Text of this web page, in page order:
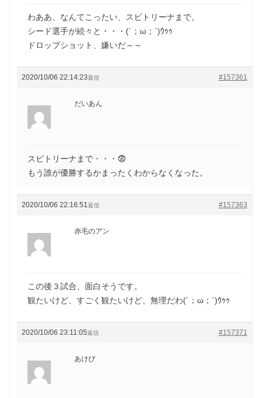
わああ、なんてこったい、スビトリーナまで。
シード選手が続々と・・・(´；ω；`)ｳｩｩ
ドロップショット、嫌いだ～～
2020/10/06 22:14:23 #157361
返信
だいあん
スビトリーナまで・・・😨
もう誰が優勝するかまったくわからなくなった。
2020/10/06 22:16:51 #157363
返信
赤毛のアン
この後３試合、面白そうです。
観たいけど、すごく観たいけど、無理だわ(´；ω；`)ｳｩｩ
2020/10/06 23:11:05 #157371
返信
あけび